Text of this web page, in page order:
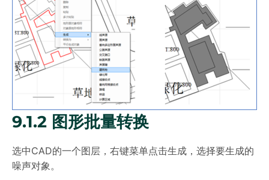
9.1.2 图形批量转换
选中CAD的一个图层，右键菜单点击生成，选择要生成的
噪声对象。